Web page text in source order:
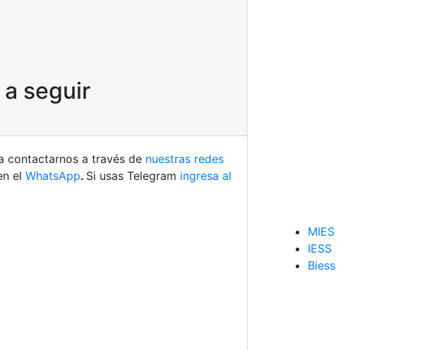
seguir
contactarnos a través de nuestras redes
el WhatsApp. Si usas Telegram ingresa al
MIES
IESS
Biess